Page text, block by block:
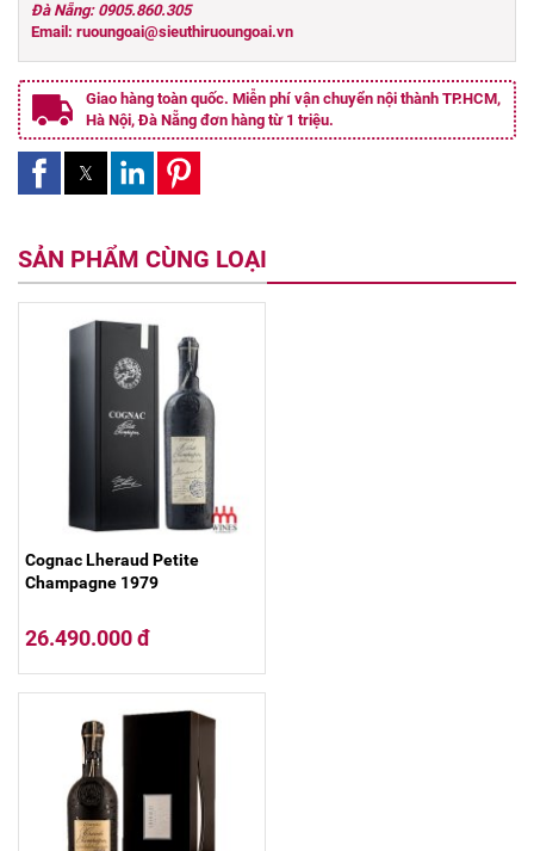
Đà Nẵng: 0905.860.305
Email: ruoungoai@sieuthiruoungoai.vn
Giao hàng toàn quốc. Miễn phí vận chuyển nội thành TP.HCM,
Hà Nội, Đà Nẵng đơn hàng từ 1 triệu.
SẢN PHẨM CÙNG LOẠI
Cognac Lheraud Petite
Champagne 1979
26.490.000 đ